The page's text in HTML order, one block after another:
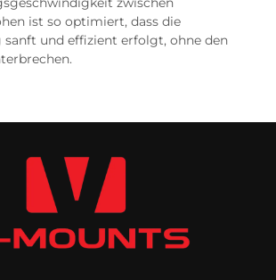
ist so optimiert, dass die
sanft und effizient erfolgt, ohne den